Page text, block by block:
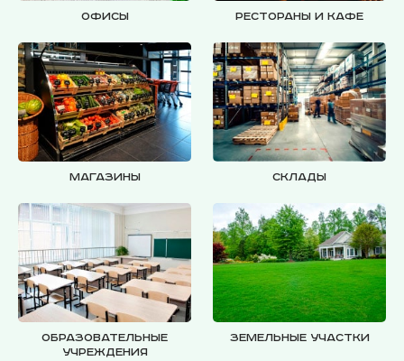
Офисы Рестораны и кафе
Магазины Склады
Образовательные
учреждения
Земельные участки